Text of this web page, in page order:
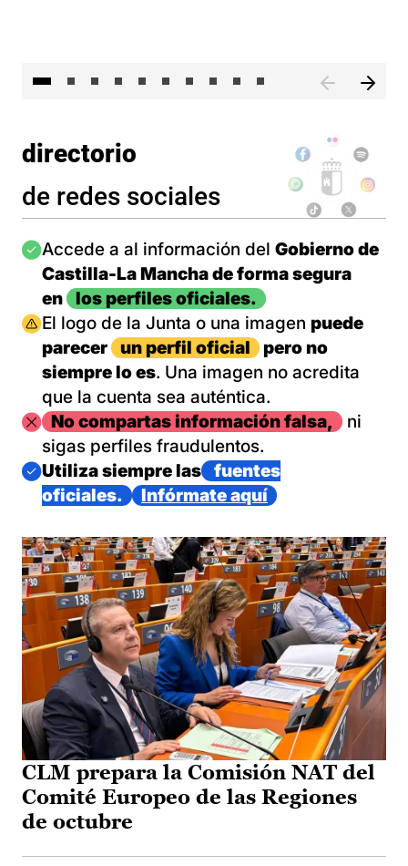
directorio
de redes sociales
Imagen
Accede a al información del Gobierno de
Castilla-La Mancha de forma segura
en
los perfiles oficiales.
Imagen
El logo de la Junta o una imagen puede
parecer
un perfil oficial
pero no
siempre lo es. Una imagen no acredita
que la cuenta sea auténtica.
ImagenNo compartas información falsa,
ni
sigas perfiles fraudulentos.
Imagen
Utiliza siempre las
fuentes
oficiales.
Infórmate aquí
CLM prepara la Comisión NAT del
Comité Europeo de las Regiones
de octubre